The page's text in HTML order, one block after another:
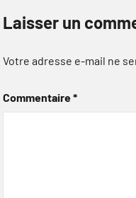
Laisser un
Votre adresse e-mail ne
Commentaire*